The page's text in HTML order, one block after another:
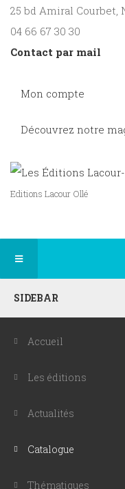
25 bd Amiral Courbet,
04 66 67 30 30
Contact par mail
Mon compte
Découvrez notre
Editions Lacour Ollé
SIDEBAR
Accueil
Les éditions
Actualités
Catalogue
Thématiques